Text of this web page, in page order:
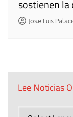
sostienen
Jose Luis
Lee Noticias